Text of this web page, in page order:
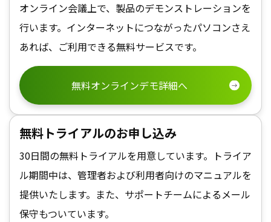
オンライン会議上で、製品のデモンストレーションを
行います。インターネットにつながったパソコンさえ
あれば、ご利用できる無料サービスです。
無料オンラインデモ詳細へ
無料トライアルのお申し込み
30日間の無料トライアルを用意しています。トライア
ル期間中は、管理者および利用者向けのマニュアルを
提供いたします。また、サポートチームによるメール
保守もついています。